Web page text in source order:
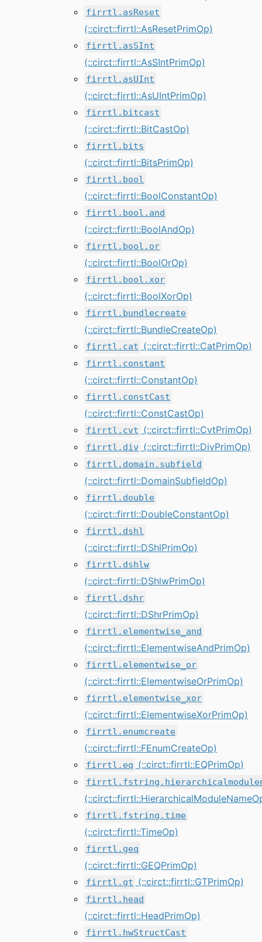
firrtl.asReset
(::circt::firrtl::AsResetPrimOp)
firrtl.asSInt
(::circt::firrtl::AsSIntPrimOp)
firrtl.asUInt
(::circt::firrtl::AsUIntPrimOp)
firrtl.bitcast
(::circt::firrtl::BitCastOp)
firrtl.bits
(::circt::firrtl::BitsPrimOp)
firrtl.bool
(::circt::firrtl::BoolConstantOp)
firrtl.bool.and
(::circt::firrtl::BoolAndOp)
firrtl.bool.or
(::circt::firrtl::BoolOrOp)
firrtl.bool.xor
(::circt::firrtl::BoolXorOp)
firrtl.bundlecreate
(::circt::firrtl::BundleCreateOp)
firrtl.cat (::circt::firrtl::CatPrimOp)
firrtl.constant
(::circt::firrtl::ConstantOp)
firrtl.constCast
(::circt::firrtl::ConstCastOp)
firrtl.cvt (::circt::firrtl::CvtPrimOp)
firrtl.div (::circt::firrtl::DivPrimOp)
firrtl.domain.subfield
(::circt::firrtl::DomainSubfieldOp)
firrtl.double
(::circt::firrtl::DoubleConstantOp)
firrtl.dshl
(::circt::firrtl::DShlPrimOp)
firrtl.dshlw
(::circt::firrtl::DShlwPrimOp)
firrtl.dshr
(::circt::firrtl::DShrPrimOp)
firrtl.elementwise_and
(::circt::firrtl::ElementwiseAndPrimOp)
firrtl.elementwise_or
(::circt::firrtl::ElementwiseOrPrimOp)
firrtl.elementwise_xor
(::circt::firrtl::ElementwiseXorPrimOp)
firrtl.enumcreate
(::circt::firrtl::FEnumCreateOp)
firrtl.eq (::circt::firrtl::EQPrimOp)
firrtl.fstring.time
(::circt::firrtl::TimeOp)
firrtl.geq
(::circt::firrtl::GEQPrimOp)
firrtl.gt (::circt::firrtl::GTPrimOp)
firrtl.head
(::circt::firrtl::HeadPrimOp)
firrtl.hwStructCast